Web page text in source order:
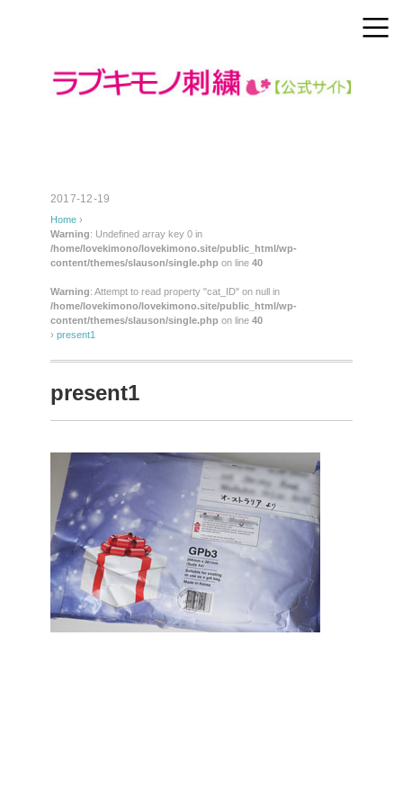
2017-12-19
Home ›
Warning: Undefined array key 0 in
/home/lovekimono/lovekimono.site/public_html/wp-
content/themes/slauson/single.php on line 40
Warning: Attempt to read property "cat_ID" on null in
/home/lovekimono/lovekimono.site/public_html/wp-
content/themes/slauson/single.php on line 40
› present1
present1